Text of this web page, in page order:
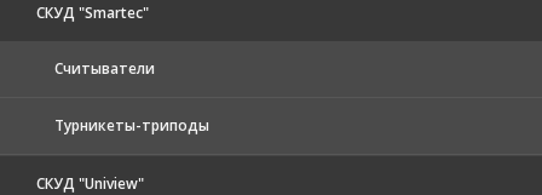
СКУД "Smartec"
Считыватели
Турникеты-триподы
СКУД "Uniview"